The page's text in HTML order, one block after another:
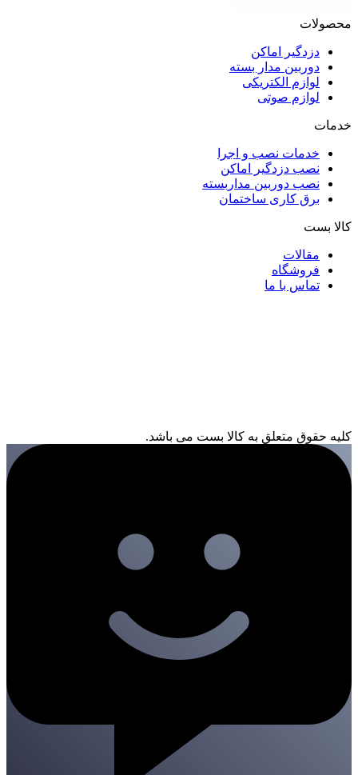
محصولات
دزدگیر اماکن
دوربین مدار بسته
لوازم الکتریکی
لوازم صوتی
خدمات
خدمات نصب و اجرا
نصب دزدگیر اماکن
نصب دوربین مداربسته
برق کاری ساختمان
کالا بست
مقالات
فروشگاه
تماس با ما
کلیه حقوق متعلق به کالا بست می باشد.